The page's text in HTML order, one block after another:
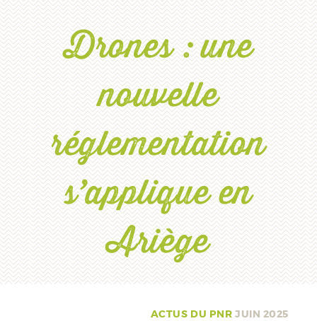
Drones : une
nouvelle
réglementation
s’applique en
Ariège
ACTUS DU PNR JUIN 2025